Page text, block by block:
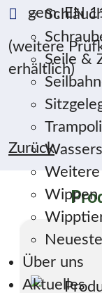
Seile &
Weitere
Wippen
Über uns
Aktuelles
gem. EN
(weitere
erhältlich)
Zurück